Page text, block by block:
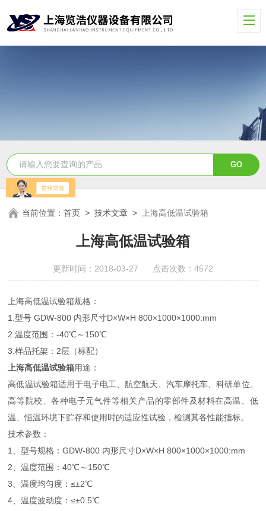
当前位置：首页 >技术文章 > 上海高低温试验箱
上海高低温试验箱
更新时间：2018-03-27 点击次数：4572
上海高低温试验箱规格：
1.型号 GDW-800 内形尺寸D×W×H 800×1000×1000:mm
2.温度范围：-40℃～150℃
3.样品托架：2层（标配）
上海高低温试验箱用途：
高低温试验箱适用于电子电工、航空航天、汽车摩托车、科研单位、
高等院校、各种电子元气件等相关产品的零部件及材料在高温、低
温、恒温环境下贮存和使用时的适应性试验，检测其各性能指标。
技术参数：
1、型号规格：GDW-800 内形尺寸D×W×H 800×1000×1000:mm
2、温度范围：40℃～150℃
3、温度均匀度：≤±2℃
4、温度波动度：≤±0.5℃